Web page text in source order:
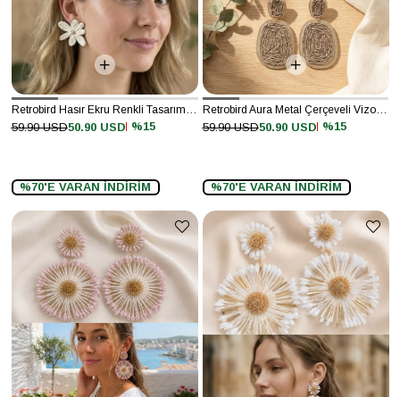
Retrobird Hasır Ekru Renkli Tasarım Papatya Küpe
%15
50.90 USD
59.90 USD
%70'E VARAN İNDİRİM
Retrobird Aura Metal Çerçeveli Vizon Hasır Küpe
%15
50.90 USD
59.90 USD
%70'E VARAN İNDİRİM